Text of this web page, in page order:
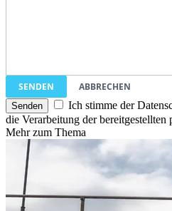
SENDEN
ABBRECHEN
Ich stimme der
die Verarbeitung der bereitgestellten
Mehr zum Thema